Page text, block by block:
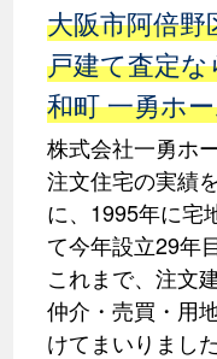
大阪市阿倍
戸建て査定
和町 一勇ホ
株式会社一勇ホ
注文住宅の実績
に、1995年に宅
て今年設立29年
これまで、注文
仲介・売買・用
けてまいりました